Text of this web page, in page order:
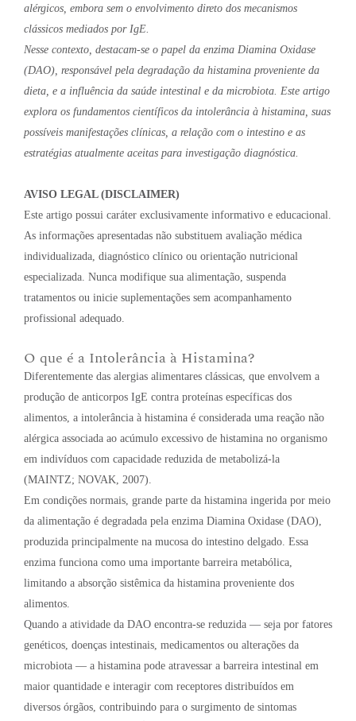
alérgicos, embora sem o envolvimento direto dos mecanismos
clássicos mediados por IgE.
Nesse contexto, destacam-se o papel da enzima Diamina Oxidase
(DAO), responsável pela degradação da histamina proveniente da
dieta, e a influência da saúde intestinal e da microbiota. Este artigo
explora os fundamentos científicos da intolerância à histamina, suas
possíveis manifestações clínicas, a relação com o intestino e as
estratégias atualmente aceitas para investigação diagnóstica.
AVISO LEGAL (DISCLAIMER)
Este artigo possui caráter exclusivamente informativo e educacional.
As informações apresentadas não substituem avaliação médica
individualizada, diagnóstico clínico ou orientação nutricional
especializada. Nunca modifique sua alimentação, suspenda
tratamentos ou inicie suplementações sem acompanhamento
profissional adequado.
O que é a Intolerância à Histamina?
Diferentemente das alergias alimentares clássicas, que envolvem a
produção de anticorpos IgE contra proteínas específicas dos
alimentos, a intolerância à histamina é considerada uma reação não
alérgica associada ao acúmulo excessivo de histamina no organismo
em indivíduos com capacidade reduzida de metabolizá-la
(MAINTZ; NOVAK, 2007).
Em condições normais, grande parte da histamina ingerida por meio
da alimentação é degradada pela enzima Diamina Oxidase (DAO),
produzida principalmente na mucosa do intestino delgado. Essa
enzima funciona como uma importante barreira metabólica,
limitando a absorção sistêmica da histamina proveniente dos
alimentos.
Quando a atividade da DAO encontra-se reduzida — seja por fatores
genéticos, doenças intestinais, medicamentos ou alterações da
microbiota — a histamina pode atravessar a barreira intestinal em
maior quantidade e interagir com receptores distribuídos em
diversos órgãos, contribuindo para o surgimento de sintomas